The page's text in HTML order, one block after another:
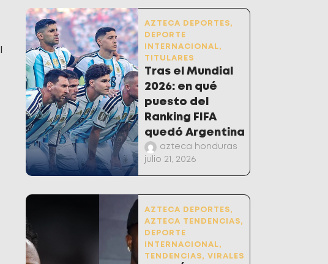
AZTECA DEPORTES,
DEPORTE
INTERNACIONAL,
TITULARES
Tras el Mundial
2026: en qué
puesto del
Ranking FIFA
quedó Argentina
azteca honduras
julio 21, 2026
AZTECA DEPORTES,
AZTECA TENDENCIAS,
DEPORTE
INTERNACIONAL,
TENDENCIAS, VIRALES